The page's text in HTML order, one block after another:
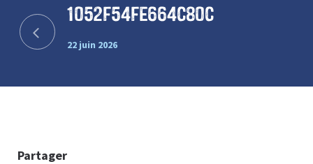
1052f54fe664c80c
22 juin 2026
Partager